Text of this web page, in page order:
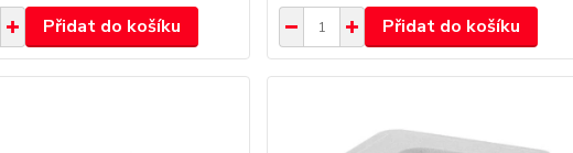
Přidat do košíku Přidat do košíku